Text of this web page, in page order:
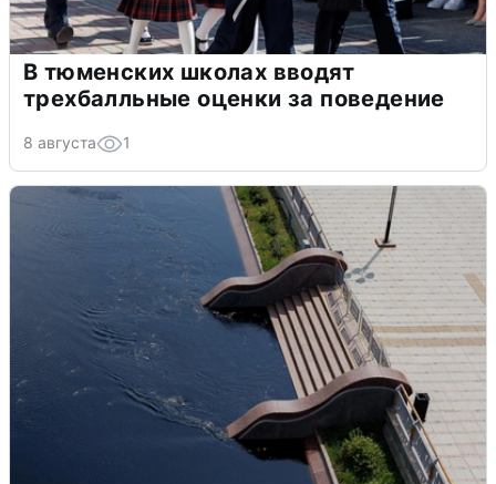
В тюменских школах вводят
трехбалльные оценки за поведение
8 августа 1